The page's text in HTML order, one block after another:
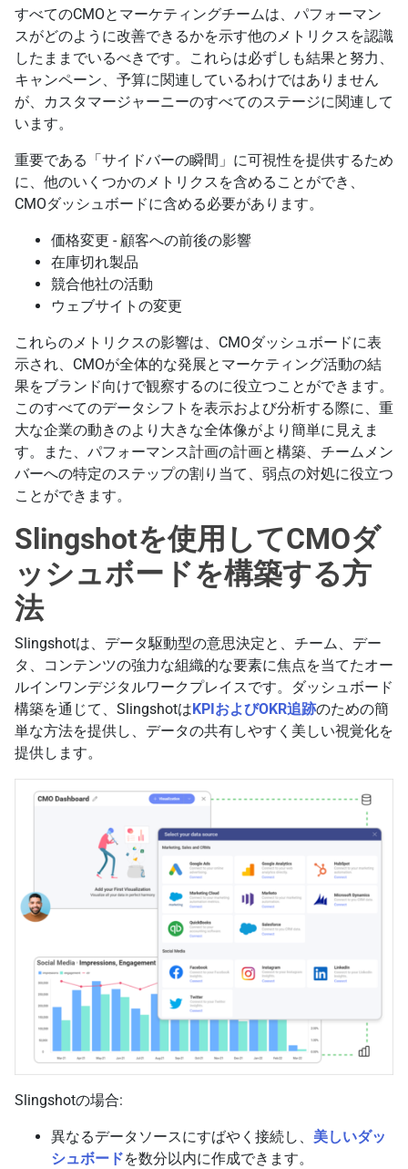
すべてのCMOとマーケティングチームは、パフォーマン
スがどのように改善できるかを示す他のメトリクスを認識
したままでいるべきです。これらは必ずしも結果と努力、
キャンペーン、予算に関連しているわけではありません
が、カスタマージャーニーのすべてのステージに関連して
います。
重要である「サイドバーの瞬間」に可視性を提供するため
に、他のいくつかのメトリクスを含めることができ、
CMOダッシュボードに含める必要があります。
価格変更 - 顧客への前後の影響
在庫切れ製品
競合他社の活動
ウェブサイトの変更
これらのメトリクスの影響は、CMOダッシュボードに表
示され、CMOが全体的な発展とマーケティング活動の結
果をブランド向けで観察するのに役立つことができます。
このすべてのデータシフトを表示および分析する際に、重
大な企業の動きのより大きな全体像がより簡単に見えま
す。また、パフォーマンス計画の計画と構築、チームメン
バーへの特定のステップの割り当て、弱点の対処に役立つ
ことができます。
Slingshotを使用してCMOダ
ッシュボードを構築する方
法
Slingshotは、データ駆動型の意思決定と、チーム、デー
タ、コンテンツの強力な組織的な要素に焦点を当てたオー
ルインワンデジタルワークプレイスです。ダッシュボード
構築を通じて、Slingshotは KPIおよびOKR追跡のための簡
単な方法を提供し、データの共有しやすく美しい視覚化を
提供します。
Slingshotの場合:
異なるデータソースにすばやく接続し、 美しいダッ
シュボードを数分以内に作成できます。